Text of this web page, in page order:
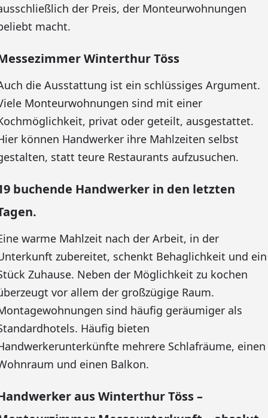
der Preis, der Monteurwohnungen
macht.
Winterthur Töss
die Ausstattung ist ein schlüssiges Argument.
Monteurwohnungen sind mit einer
privat oder geteilt, ausgestattet.
können Handwerker ihre Mahlzeiten selbst
statt teure Restaurants aufzusuchen.
buchende Handwerker in den letzten
warme Mahlzeit nach der Arbeit, in der
zubereitet, schenkt Behaglichkeit und ein
Zuhause. Neben der Möglichkeit zu kochen
vor allem der großzügige Raum.
sind häufig geräumiger als
Häufig bieten
mehrere Schlafräume, einen
und einen Balkon.
aus Winterthur Töss –